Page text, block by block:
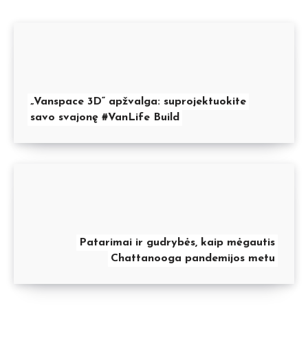
„Vanspace 3D“ apžvalga: suprojektuokite
savo svajonę #VanLife Build
Patarimai ir gudrybės, kaip mėgautis
Chattanooga pandemijos metu